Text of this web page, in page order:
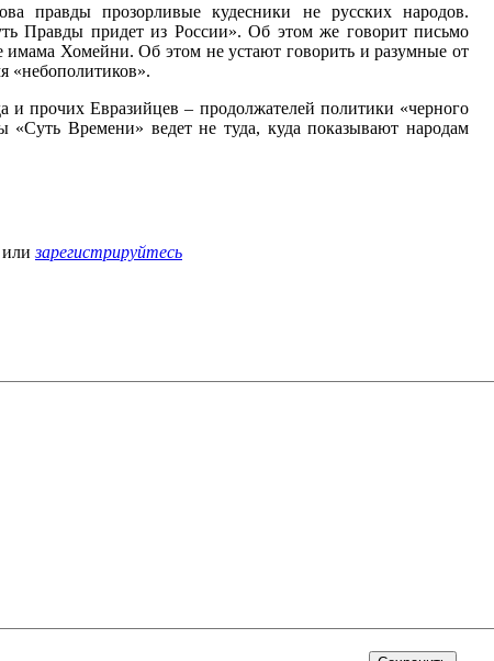
правды прозорливые кудесники не русских народов.
Правды придет из России». Об этом же говорит письмо
Хомейни. Об этом не устают говорить и разумные от
«небополитиков».
и прочих Евразийцев – продолжателей политики «черного
«Суть Времени» ведет не туда, куда показывают народам
зарегистрируйтесь